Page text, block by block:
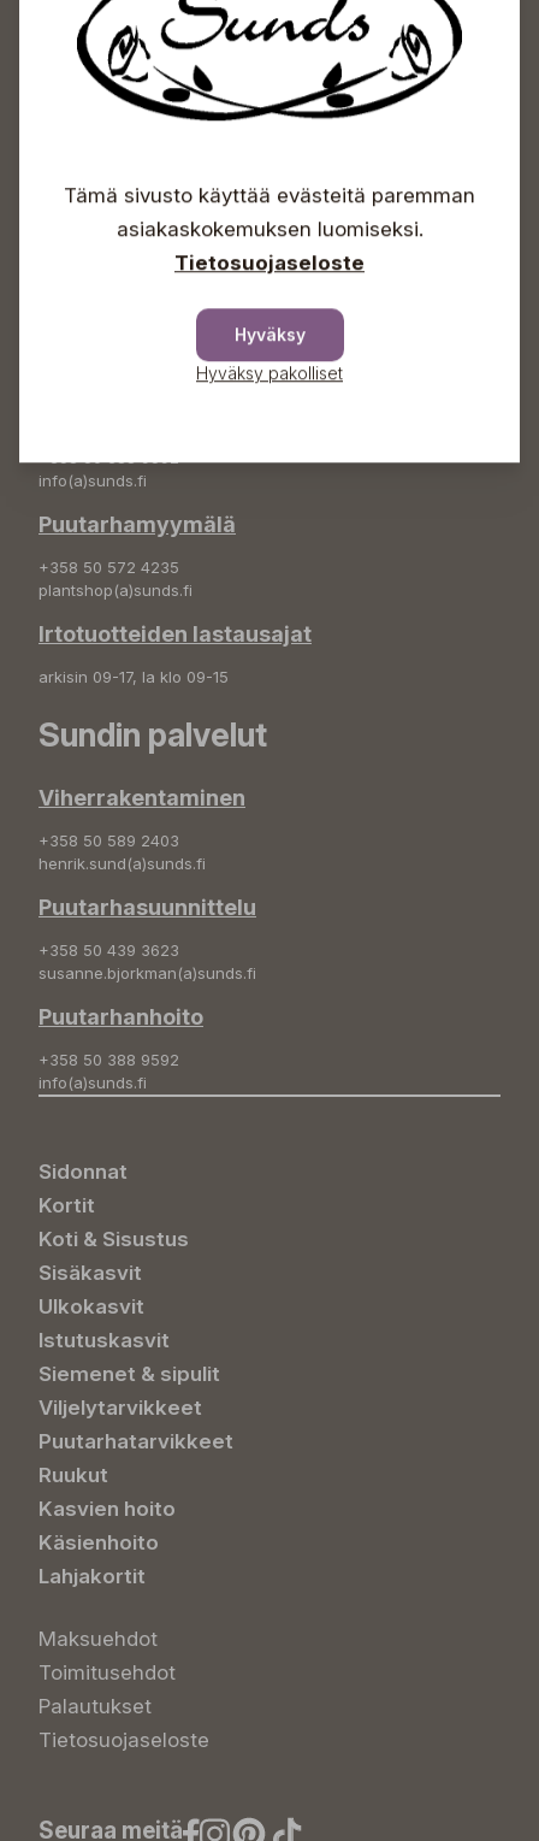
Avoinna
Arkisin 09-18
Lauantaisin 09-16
info(a)sunds.fi
+358 50 388 9592
info(a)sunds.fi
Puutarhamyymälä
+358 50 572 4235
plantshop(a)sunds.fi
Irtotuotteiden lastausajat
arkisin 09-17, la klo 09-15
Sundin palvelut
Viherrakentaminen
+358 50 589 2403
henrik.sund(a)sunds.fi
Puutarhasuunnittelu
+358 50 439 3623
susanne.bjorkman(a)sunds.fi
Puutarhanhoito
+358 50 388 9592
info(a)sunds.fi
Sidonnat
Kortit
Koti & Sisustus
Sisäkasvit
Ulkokasvit
Istutuskasvit
Siemenet & sipulit
Viljelytarvikkeet
Puutarhatarvikkeet
Ruukut
Kasvien hoito
Käsienhoito
Lahjakortit
Maksuehdot
Toimitusehdot
Palautukset
Tietosuojaseloste
Seuraa meitä
Tämä sivusto käyttää evästeitä paremman
asiakaskokemuksen luomiseksi.
Tietosuojaseloste
Hyväksy
Hyväksy pakolliset